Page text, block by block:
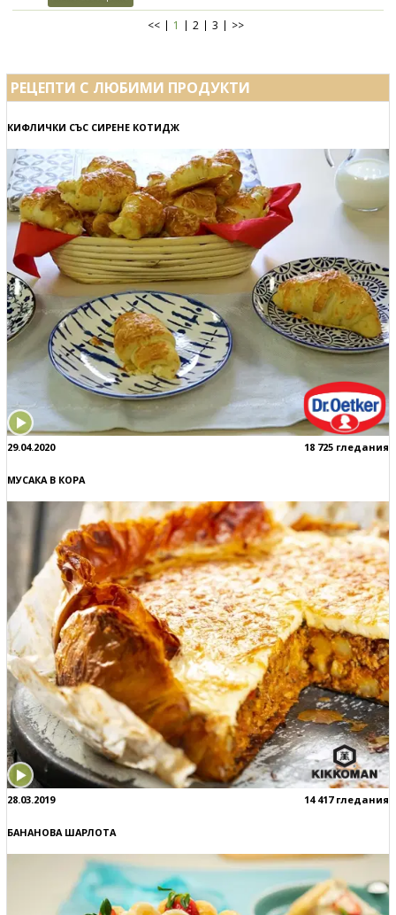
<< 1 2 3 >>
РЕЦЕПТИ С ЛЮБИМИ ПРОДУКТИ
КИФЛИЧКИ СЪС СИРЕНЕ КОТИДЖ
29.04.2020 18 725 гледания
МУСАКА В КОРА
28.03.2019 14 417 гледания
БАНАНОВА ШАРЛОТА